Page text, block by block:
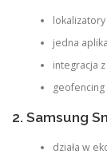
lokalizatory
jedna
integracja
2. Samsung
działa w